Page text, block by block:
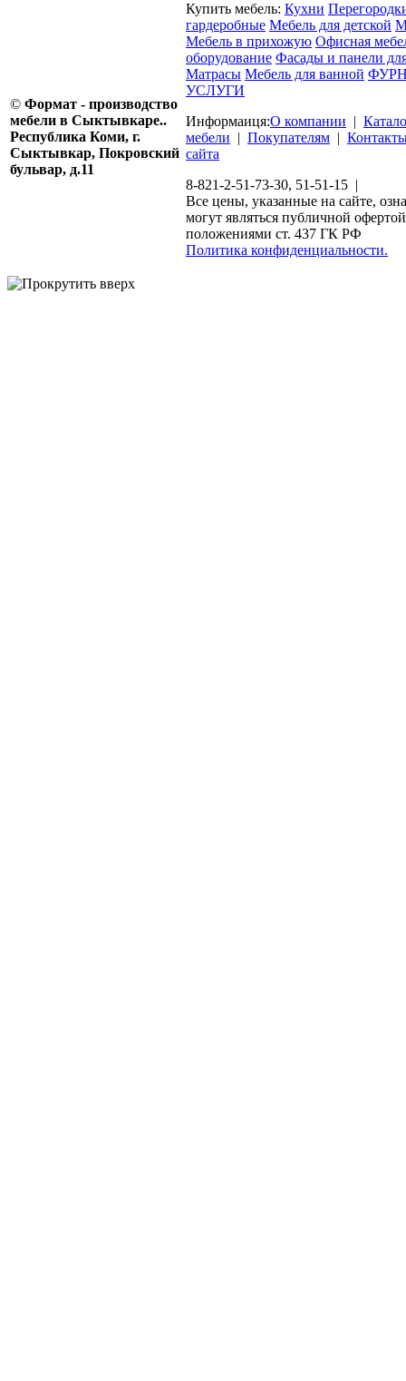
© Формат - производство
мебели в Сыктывкаре..
Республика Коми, г.
Сыктывкар, Покровский
бульвар, д.11
Купить мебель: Кухни
гардеробные Мебель для детской
Мебель в прихожую Офисная
оборудование Фасады и панели
Матрасы Мебель для ванной
УСЛУГИ
Информаиця:О компании |
мебели | Покупателям |
сайта
8-821-2-51-73-30, 51-51-15 |
Все цены, указанные на сайте,
могут являться публичной
положениями ст. 437 ГК РФ
Политика конфиденциальности.